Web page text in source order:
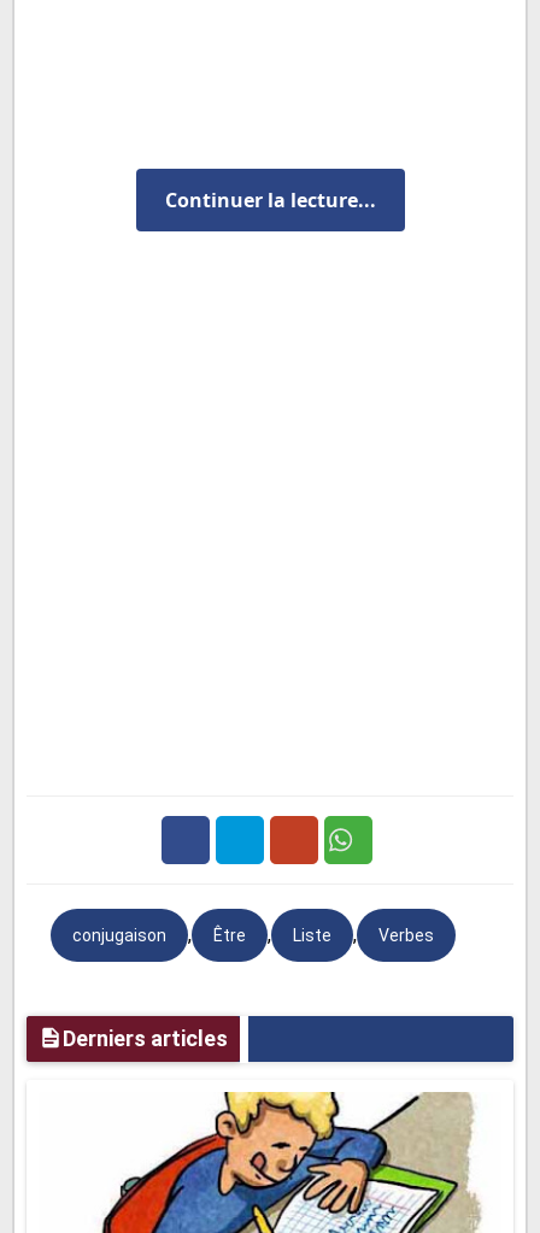
Continuer la lecture...
Plus
conjugaison , Être , Liste , Verbes
Derniers articles